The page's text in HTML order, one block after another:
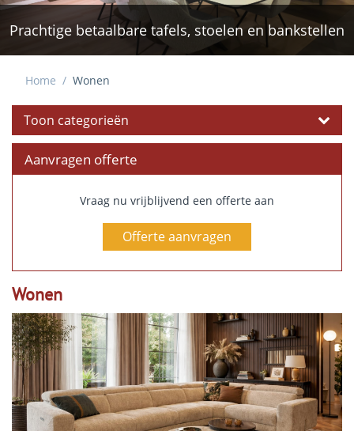
Prachtige betaalbare tafels, stoelen en bankstellen
Ruime keuze comfortabele bankstellen
Home / Wonen
Toon categorieën
Aanvragen offerte
Vraag nu vrijblijvend een offerte aan
Offerte aanvragen
Wonen